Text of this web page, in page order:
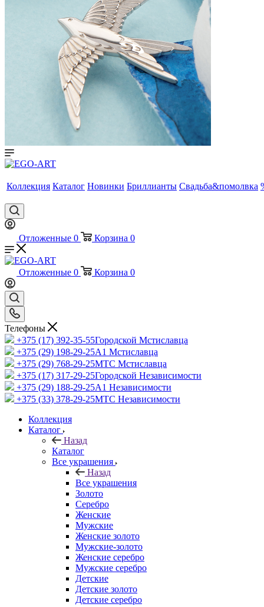
Коллекция Каталог Новинки Бриллианты Свадьба&помолвка
Отложенные 0 Корзина 0
Отложенные 0 Корзина 0
Телефоны
+375 (17) 392-35-55Городской Мстиславца
+375 (29) 198-29-25A1 Мстиславца
+375 (29) 768-29-25МТС Мстиславца
+375 (17) 317-29-25Городской Независимости
+375 (29) 188-29-25A1 Независимости
+375 (33) 378-29-25МТС Независимости
Коллекция
Каталог
Назад
Каталог
Все украшения
Назад
Все украшения
Золото
Серебро
Женские
Мужские
Женские золото
Мужские-золото
Женские серебро
Мужские серебро
Детские
Детские золото
Детские серебро